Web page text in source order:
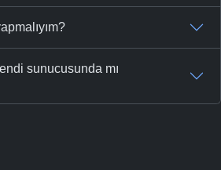
sunucusunda mı